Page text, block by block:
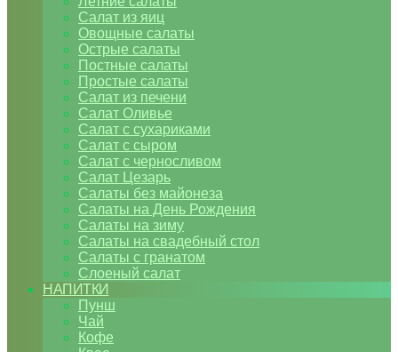
Салат из яиц
Овощные салаты
Острые салаты
Постные салаты
Простые салаты
Салат из печени
Салат Оливье
Салат с сухариками
Салат с сыром
Салат с черносливом
Салат Цезарь
Салаты без майонеза
Салаты на День Рождения
Салаты на зиму
Салаты на свадебный стол
Салаты с гранатом
Слоеный салат
НАПИТКИ
Пунш
Чай
Кофе